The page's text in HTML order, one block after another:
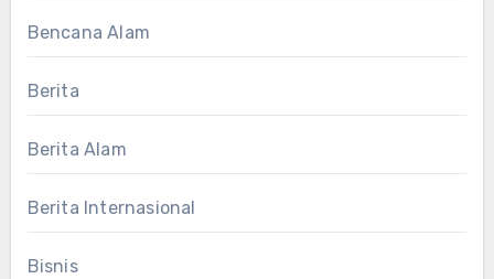
Bencana Alam
Berita
Berita Alam
Berita Internasional
Bisnis